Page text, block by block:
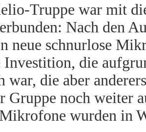
Truppe war mit
Nach den
neue schnurlose
die
war, die aber
Gruppe noch weiter
wurden in